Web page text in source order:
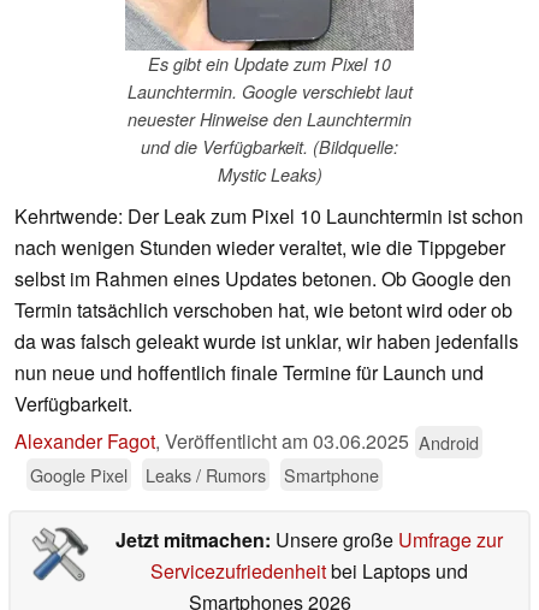
Es gibt ein Update zum Pixel 10
Launchtermin. Google verschiebt laut
neuester Hinweise den Launchtermin
und die Verfügbarkeit. (Bildquelle:
Mystic Leaks)
Kehrtwende: Der Leak zum Pixel 10 Launchtermin ist schon
nach wenigen Stunden wieder veraltet, wie die Tippgeber
selbst im Rahmen eines Updates betonen. Ob Google den
Termin tatsächlich verschoben hat, wie betont wird oder ob
da was falsch geleakt wurde ist unklar, wir haben jedenfalls
nun neue und hoffentlich finale Termine für Launch und
Verfügbarkeit.
Alexander Fagot, Veröffentlicht am03.06.2025 Android
Google Pixel
Leaks / Rumors Smartphone
Jetzt mitmachen: Unsere große Umfrage zur
Servicezufriedenheitbei Laptops und
Smartphones 2026